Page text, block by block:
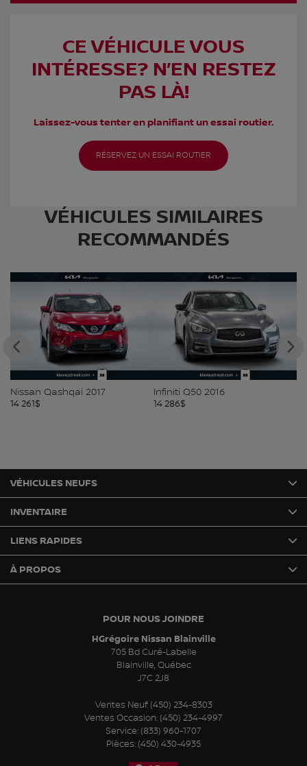
CE VÉHICULE VOUS
INTÉRESSE? N’EN RESTEZ
PAS LÀ!
Laissez-vous tenter en planifiant un essai routier.
RÉSERVEZ UN ESSAI ROUTIER
VÉHICULES SIMILAIRES
RECOMMANDÉS
Nissan Qashqai 2017
14 261$
Infiniti Q50 2016
14 286$
POUR NOUS JOINDRE
HGrégoire Nissan Blainville
705 Bd Curé-Labelle
Blainville,Québec
J7C 2J8
Ventes Neuf: (450) 234-8303
Ventes Occasion: (450) 234-4997
Service: (833) 960-1707
Pièces: (450) 430-4935
VÉHICULES NEUFS
INVENTAIRE
LIENS RAPIDES
À PROPOS